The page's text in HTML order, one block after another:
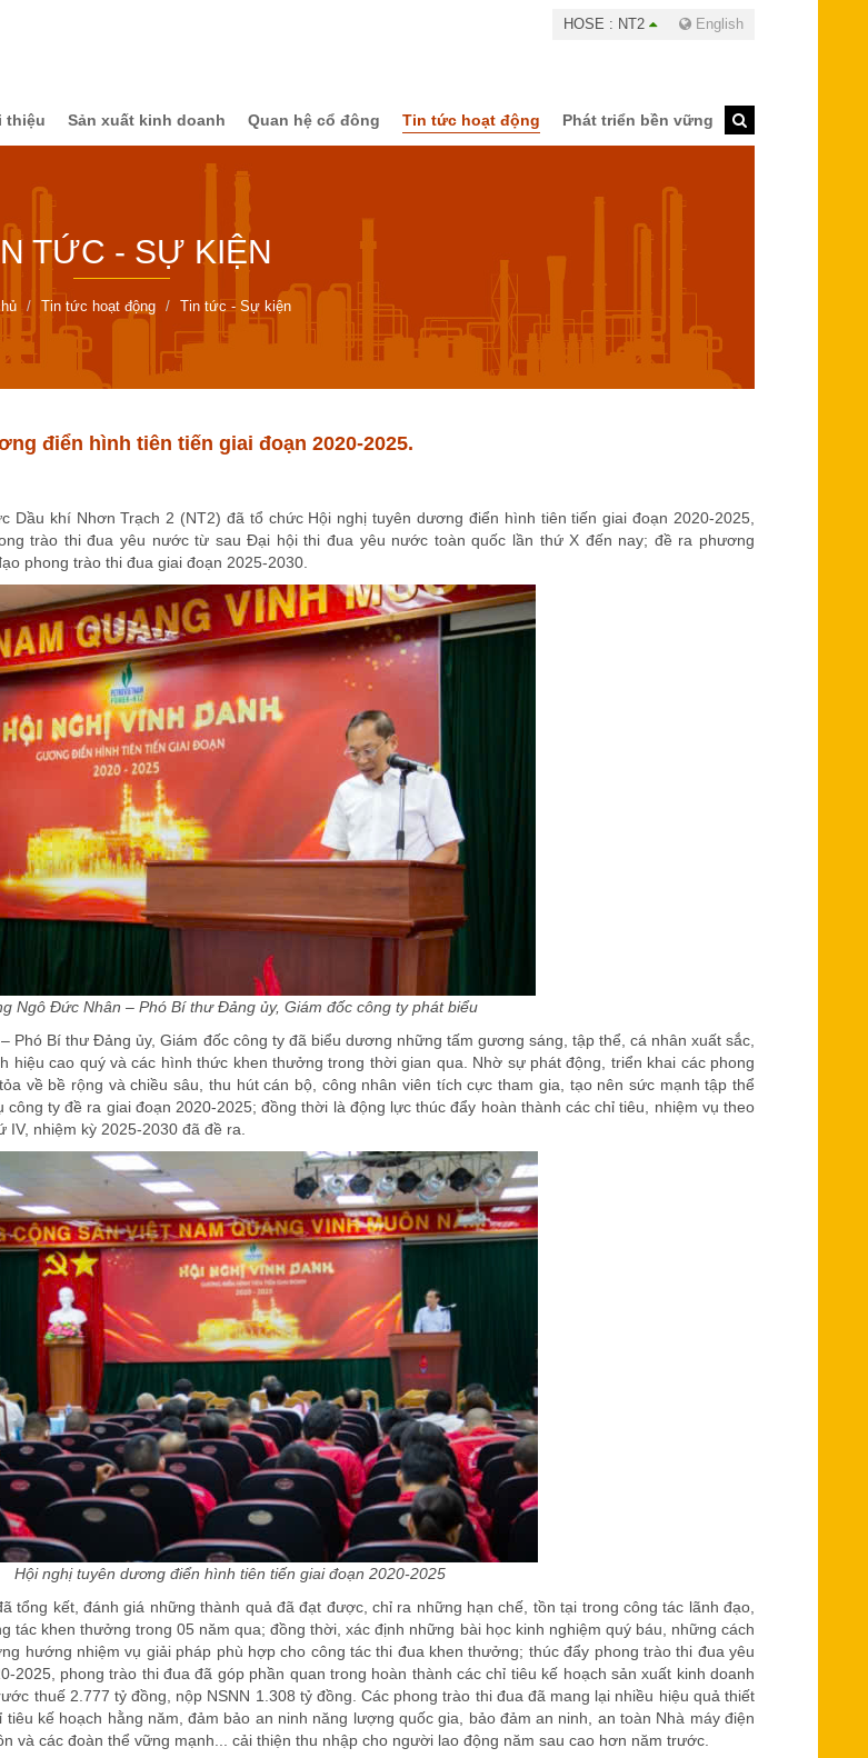
HOSE : NT2 English
thiệu Sản xuất kinh doanh Quan hệ cổ đông Tin tức hoạt động Phát triển bền vững
TỨC - SỰ KIỆN
Tin tức hoạt động Tin tức - Sự kiện
điển hình tiên tiến giai đoạn 2020-2025.
Dầu khí Nhơn Trạch 2 (NT2) đã tổ chức Hội nghị tuyên dương điển hình tiên tiến giai đoạn 2020-2025,
trào thi đua yêu nước từ sau Đại hội thi đua yêu nước toàn quốc lần thứ X đến nay; đề ra phương
phong trào thi đua giai đoạn 2025-2030.
Ngô Đức Nhân – Phó Bí thư Đảng ủy, Giám đốc công ty phát biểu
Phó Bí thư Đảng ủy, Giám đốc công ty đã biểu dương những tấm gương sáng, tập thể, cá nhân xuất sắc,
hiệu cao quý và các hình thức khen thưởng trong thời gian qua. Nhờ sự phát động, triển khai các phong
về bề rộng và chiều sâu, thu hút cán bộ, công nhân viên tích cực tham gia, tạo nên sức mạnh tập thể
ty đề ra giai đoạn 2020-2025; đồng thời là động lực thúc đẩy hoàn thành các chỉ tiêu, nhiệm vụ theo
nhiệm kỳ 2025-2030 đã đề ra.
Hội nghị tuyên dương điển hình tiên tiến giai đoạn 2020-2025
tổng kết, đánh giá những thành quả đã đạt được, chỉ ra những hạn chế, tồn tại trong công tác lãnh đạo,
tác khen thưởng trong 05 năm qua; đồng thời, xác định những bài học kinh nghiệm quý báu, những cách
hướng nhiệm vụ giải pháp phù hợp cho công tác thi đua khen thưởng; thúc đẩy phong trào thi đua yêu
2025, phong trào thi đua đã góp phần quan trong hoàn thành các chỉ tiêu kế hoạch sản xuất kinh doanh
thuế 2.777 tỷ đồng, nộp NSNN 1.308 tỷ đồng. Các phong trào thi đua đã mang lại nhiều hiệu quả thiết
kế hoạch hằng năm, đảm bảo an ninh năng lượng quốc gia, bảo đảm an ninh, an toàn Nhà máy điện
và các đoàn thể vững mạnh... cải thiện thu nhập cho người lao động năm sau cao hơn năm trước.